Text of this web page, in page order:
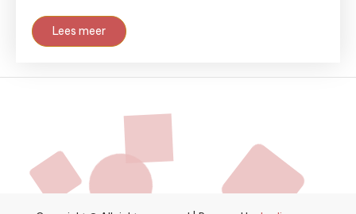
Lees meer